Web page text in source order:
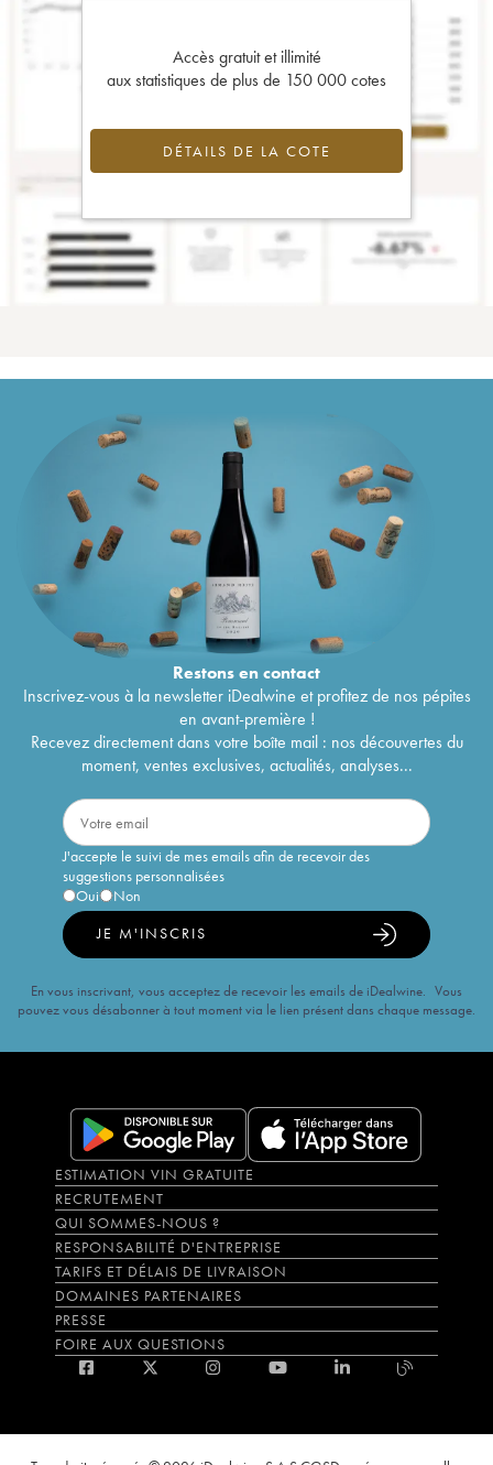
Accès gratuit et illimité
aux statistiques de plus de 150 000 cotes
DÉTAILS DE LA COTE
Restons encontact
Inscrivez-vous à la newsletter iDealwine et profitez de nos pépites
en avant-première !
Recevez directement dans votre boîte mail : nos découvertes du
moment, ventes exclusives, actualités, analyses...
J'accepte le suivi de mes emails afin de recevoir des
suggestions personnalisées
Oui
Non
JE M'INSCRIS
En vous inscrivant, vous acceptez de recevoir les emails de iDealwine. Vous
pouvez vous désabonner à tout moment via le lien présent dans chaque message.
ESTIMATION VIN GRATUITE
RECRUTEMENT
QUI SOMMES-NOUS ?
RESPONSABILITÉ D'ENTREPRISE
TARIFS ET DÉLAIS DE LIVRAISON
DOMAINES PARTENAIRES
PRESSE
FOIRE AUX QUESTIONS